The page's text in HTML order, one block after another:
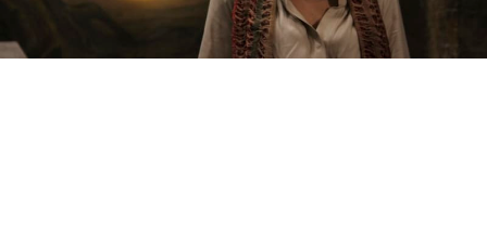
Cool Esport
MAX vysílá v pondělí ve 22.30